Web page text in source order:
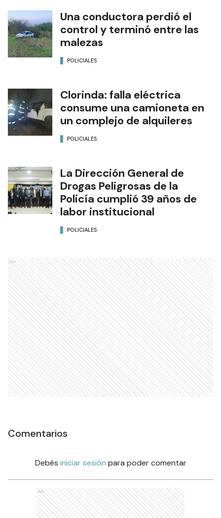
Una conductora perdió el
control y terminó entre las
malezas
POLICIALES
Clorinda: falla eléctrica
consume una camioneta en
un complejo de alquileres
POLICIALES
La Dirección General de
Drogas Peligrosas de la
Policía cumplió 39 años de
labor institucional
POLICIALES
Ads
Comentarios
Debés iniciar sesión para poder comentar
Ads